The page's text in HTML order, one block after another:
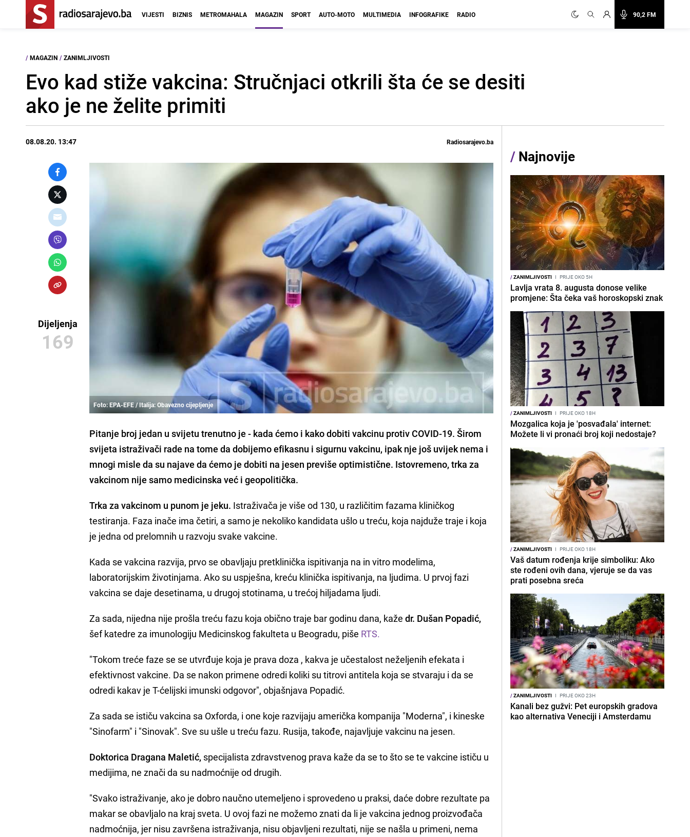
90,2 FM
VIJESTI BIZNIS METROMAHALA MAGAZIN SPORT AUTO-MOTO MULTIMEDIA INFOGRAFIKE RADIO
/ MAGAZIN / ZANIMLJIVOSTI
Evo kad stiže vakcina: Stručnjaci otkrili šta će se desiti
ako je ne želite primiti
08.08.20. 13:47 Radiosarajevo.ba
Dijeljenja
169
Foto: EPA-EFE / Italija: Obavezno cijepljenje
Pitanje broj jedan u svijetu trenutno je - kada ćemo i kako dobiti vakcinu protiv COVID-19. Širom
svijeta istraživači rade na tome da dobijemo efikasnu i sigurnu vakcinu, ipak nje još uvijek nema i
mnogi misle da su najave da ćemo je dobiti na jesen previše optimistične. Istovremeno, trka za
vakcinom nije samo medicinska već i geopolitička.
Trka za vakcinom u punom je jeku. Istraživača je više od 130, u različitim fazama kliničkog
testiranja. Faza inače ima četiri, a samo je nekoliko kandidata ušlo u treću, koja najduže traje i koja
je jedna od prelomnih u razvoju svake vakcine.
Kada se vakcina razvija, prvo se obavljaju pretklinička ispitivanja na in vitro modelima,
laboratorijskim životinjama. Ako su uspješna, kreću klinička ispitivanja, na ljudima. U prvoj fazi
vakcina se daje desetinama, u drugoj stotinama, u trećoj hiljadama ljudi.
Za sada, nijedna nije prošla treću fazu koja obično traje bar godinu dana, kažedr. Dušan Popadić,
šef katedre za imunologiju Medicinskog fakulteta u Beogradu, piše RTS.
"Tokom treće faze se se utvrđuje koja je prava doza , kakva je učestalost neželjenih efekata i
efektivnost vakcine. Da se nakon primene odredi koliki su titrovi antitela koja se stvaraju i da se
odredi kakav je T-ćelijski imunski odgovor", objašnjava Popadić.
Za sada se ističu vakcina sa Oxforda, i one koje razvijaju američka kompanija "Moderna", i kineske
"Sinofarm" i "Sinovak". Sve su ušle u treću fazu. Rusija, takođe, najavljuje vakcinu na jesen.
Doktorica Dragana Maletić, specijalista zdravstvenog prava kaže da se to što se te vakcine ističu u
medijima, ne znači da su nadmoćnije od drugih.
"Svako istraživanje, ako je dobro naučno utemeljeno i sprovedeno u praksi, daće dobre rezultate pa
makar se obavljalo na kraj sveta. U ovoj fazi ne možemo znati da li je vakcina jednog proizvođača
nadmoćnija, jer nisu završena istraživanja, nisu objavljeni rezultati, nije se našla u primeni, nema
/ Najnovije
/ZANIMLJIVOSTI I PRIJE OKO 5H
Lavlja vrata 8. augusta donose velike
promjene: Šta čeka vaš horoskopski znak
/ZANIMLJIVOSTI I PRIJE OKO 18H
Mozgalica koja je 'posvađala' internet:
Možete li vi pronaći broj koji nedostaje?
/ZANIMLJIVOSTI I PRIJE OKO 18H
Vaš datum rođenja krije simboliku: Ako
ste rođeni ovih dana, vjeruje se da vas
prati posebna sreća
/ZANIMLJIVOSTI I PRIJE OKO 23H
Kanali bez gužvi: Pet europskih gradova
kao alternativa Veneciji i Amsterdamu